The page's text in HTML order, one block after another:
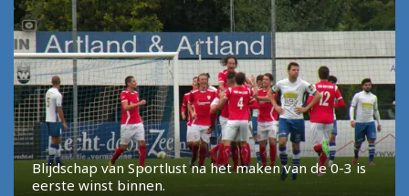
Blijdschap van Sportlust na het maken van de 0-3 is
eerste winst binnen.